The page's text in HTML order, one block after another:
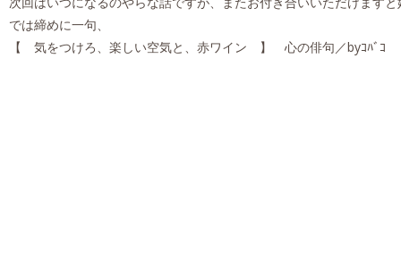
では締めに一句、
【 気をつけろ、楽しい空気と、赤ワイン 】 心の俳句／byｺﾊﾞｺ